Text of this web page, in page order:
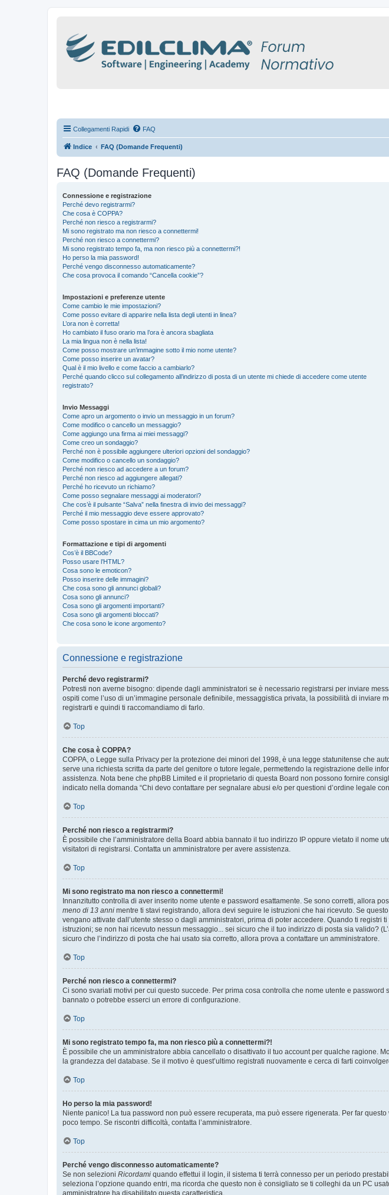
Collegamenti Rapidi FAQ
Indice FAQ (Domande Frequenti)
FAQ (Domande Frequenti)
Connessione e registrazione
Perché devo registrarmi?
Che cosa è COPPA?
Perché non riesco a registrarmi?
Mi sono registrato ma non riesco a connettermi!
Perché non riesco a connettermi?
Mi sono registrato tempo fa, ma non riesco più a connettermi?!
Ho perso la mia password!
Perché vengo disconnesso automaticamente?
Che cosa provoca il comando “Cancella cookie”?
Impostazioni e preferenze utente
Come cambio le mie impostazioni?
Come posso evitare di apparire nella lista degli utenti in linea?
L’ora non è corretta!
Ho cambiato il fuso orario ma l’ora è ancora sbagliata
La mia lingua non è nella lista!
Come posso mostrare un’immagine sotto il mio nome utente?
Come posso inserire un avatar?
Qual è il mio livello e come faccio a cambiarlo?
Perché quando clicco sul collegamento all’indirizzo di posta di un utente mi chiede di accedere come utente
registrato?
Invio Messaggi
Come apro un argomento o invio un messaggio in un forum?
Come modifico o cancello un messaggio?
Come aggiungo una firma ai miei messaggi?
Come creo un sondaggio?
Perché non è possibile aggiungere ulteriori opzioni del sondaggio?
Come modifico o cancello un sondaggio?
Perché non riesco ad accedere a un forum?
Perché non riesco ad aggiungere allegati?
Perché ho ricevuto un richiamo?
Come posso segnalare messaggi ai moderatori?
Che cos’è il pulsante “Salva” nella finestra di invio dei messaggi?
Perché il mio messaggio deve essere approvato?
Come posso spostare in cima un mio argomento?
Formattazione e tipi di argomenti
Cos’è il BBCode?
Posso usare l’HTML?
Cosa sono le emoticon?
Posso inserire delle immagini?
Che cosa sono gli annunci globali?
Cosa sono gli annunci?
Cosa sono gli argomenti importanti?
Cosa sono gli argomenti bloccati?
Che cosa sono le icone argomento?
Connessione e registrazione
Perché devo registrarmi?
Potresti non averne bisogno: dipende dagli amministratori se è necessario registrarsi per inviare
ospiti come l’uso di un’immagine personale definibile, messaggistica privata, la possibilità di
registrarti e quindi ti raccomandiamo di farlo.
Top
Che cosa è COPPA?
COPPA, o Legge sulla Privacy per la protezione dei minori del 1998, è una legge statunitense che
serve una richiesta scritta da parte del genitore o tutore legale, permettendo la registrazione delle
assistenza. Nota bene che phpBB Limited e il proprietario di questa Board non possono fornire
indicato nella domanda “Chi devo contattare per segnalare abusi e/o per questioni d’ordine legale
Top
Perché non riesco a registrarmi?
È possibile che l’amministratore della Board abbia bannato il tuo indirizzo IP oppure vietato il
visitatori di registrarsi. Contatta un amministratore per avere assistenza.
Top
Mi sono registrato ma non riesco a connettermi!
Innanzitutto controlla di aver inserito nome utente e password esattamente. Se sono corretti, allora
meno di 13 anni mentre ti stavi registrando, allora devi seguire le istruzioni che hai ricevuto. Se
vengano attivate dall’utente stesso o dagli amministratori, prima di poter accedere. Quando ti
istruzioni; se non hai ricevuto nessun messaggio... sei sicuro che il tuo indirizzo di posta sia valido?
sicuro che l’indirizzo di posta che hai usato sia corretto, allora prova a contattare un amministratore.
Top
Perché non riesco a connettermi?
Ci sono svariati motivi per cui questo succede. Per prima cosa controlla che nome utente e
bannato o potrebbe esserci un errore di configurazione.
Top
Mi sono registrato tempo fa, ma non riesco più a connettermi?!
È possibile che un amministratore abbia cancellato o disattivato il tuo account per qualche ragione.
la grandezza del database. Se il motivo è quest’ultimo registrati nuovamente e cerca di farti
Top
Ho perso la mia password!
Niente panico! La tua password non può essere recuperata, ma può essere rigenerata. Per far
poco tempo. Se riscontri difficoltà, contatta l’amministratore.
Top
Perché vengo disconnesso automaticamente?
Se non selezioni Ricordami quando effettui il login, il sistema ti terrà connesso per un periodo
seleziona l’opzione quando entri, ma ricorda che questo non è consigliato se ti colleghi da un PC
amministratore ha disabilitato questa caratteristica.